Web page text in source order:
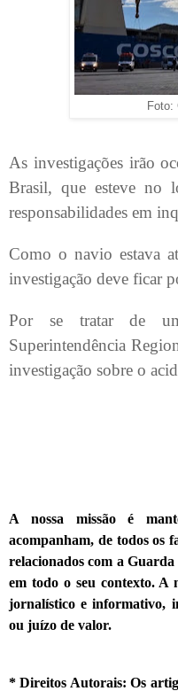
Foto:
As investigações irão
Brasil, que esteve no
responsabilidades em
Como o navio estava
investigação deve ficar
Por se tratar de
Superintendência
investigação sobre o
A nossa missão é
acompanham, de todos os
relacionados com a
em todo o seu contexto. A
jornalístico e informativo,
ou
* Direitos Autorais: Os